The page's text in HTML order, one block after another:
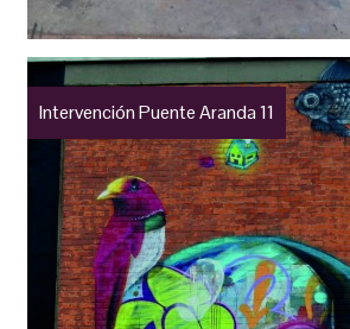
Intervención Puente Aranda 11